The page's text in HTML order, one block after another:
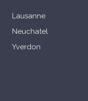
Lausanne
Neuchatel
Yverdon